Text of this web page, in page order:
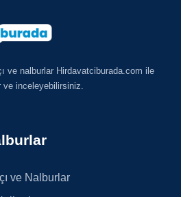
ve nalburlar Hirdavatciburada.com ile
ve inceleyebilirsiniz.
ve Nalburlar